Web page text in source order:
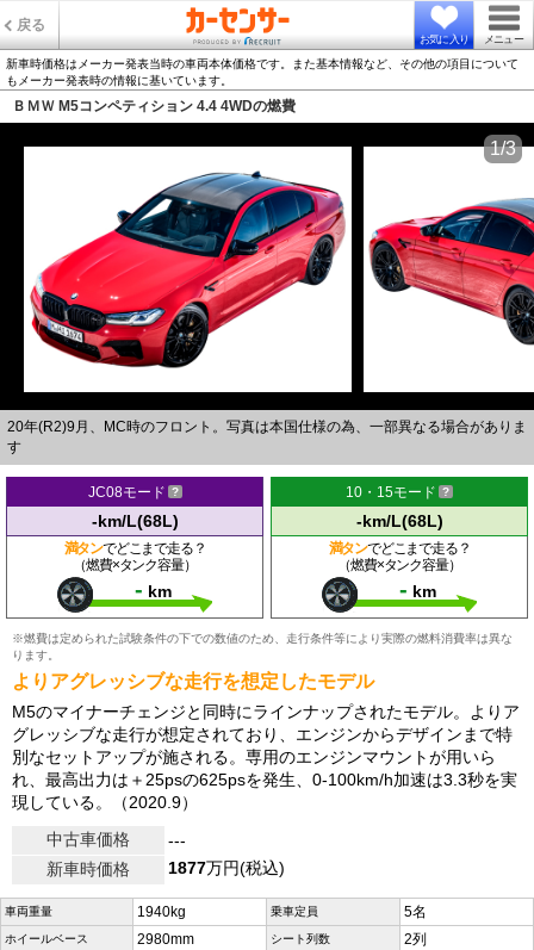
戻る
お気に入り メニュー
新車時価格はメーカー発表当時の車両本体価格です。また基本情報など、その他の項目について
もメーカー発表時の情報に基いています。
ＢＭＷ M5コンペティション 4.4 4WDの燃費
20年(R2)9月、MC時のフロント。写真は本国仕様の為、一部異なる場合がありま
す
1/3
JC08モード
-km/L(68L)
満タンでどこまで走る？
（燃費×タンク容量）
- km
10・15モード
-km/L(68L)
満タンでどこまで走る？
（燃費×タンク容量）
- km
※燃費は定められた試験条件の下での数値のため、走行条件等により実際の燃料消費率は異な
ります。
よりアグレッシブな走行を想定したモデル
M5のマイナーチェンジと同時にラインナップされたモデル。よりア
グレッシブな走行が想定されており、エンジンからデザインまで特
別なセットアップが施される。専用のエンジンマウントが用いら
れ、最高出力は＋25psの625psを発生、0-100km/h加速は3.3秒を実
現している。（2020.9）
中古車価格
---
新車時価格
1877万円(税込)
車両重量 1940kg 乗車定員 5名
ホイールベース 2980mm シート列数 2列